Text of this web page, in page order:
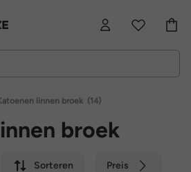
linnen broek (14)
broek
Sorteren Preis